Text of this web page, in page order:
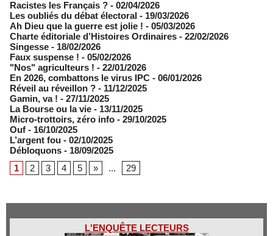
Racistes les Français ? - 02/04/2026
​Les oubliés du débat électoral - 19/03/2026
Ah Dieu que la guerre est jolie ! - 05/03/2026
Charte éditoriale d’Histoires Ordinaires - 22/02/2026
Singesse - 18/02/2026
Faux suspense ! - 05/02/2026
"Nos" agriculteurs ! - 22/01/2026
En 2026, combattons le virus IPC - 06/01/2026
Réveil au réveillon ? - 11/12/2025
Gamin, va ! - 27/11/2025
​La Bourse ou la vie - 13/11/2025
Micro-trottoirs, zéro info - 29/10/2025
Ouf - 16/10/2025
L’argent fou - 02/10/2025
Débloquons - 18/09/2025
1
2 3 4 5 » ... 29
L'ENQUÊTE LECTEURS